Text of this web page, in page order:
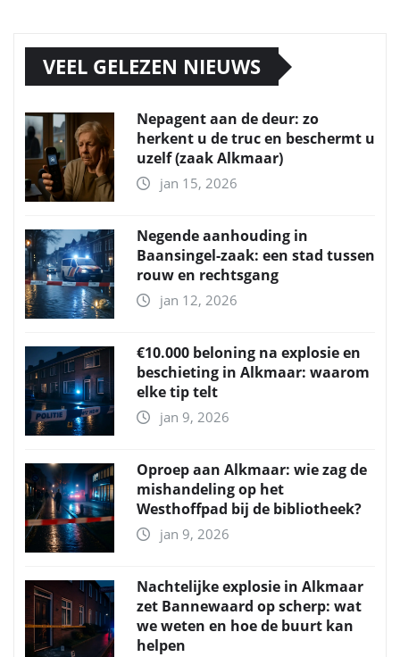
VEEL GELEZEN NIEUWS
Nepagent aan de deur: zo
herkent u de truc en beschermt u
uzelf (zaak Alkmaar)
jan 15, 2026
Negende aanhouding in
Baansingel-zaak: een stad tussen
rouw en rechtsgang
jan 12, 2026
€10.000 beloning na explosie en
beschieting in Alkmaar: waarom
elke tip telt
jan 9, 2026
Oproep aan Alkmaar: wie zag de
mishandeling op het
Westhoffpad bij de bibliotheek?
jan 9, 2026
Nachtelijke explosie in Alkmaar
zet Bannewaard op scherp: wat
we weten en hoe de buurt kan
helpen